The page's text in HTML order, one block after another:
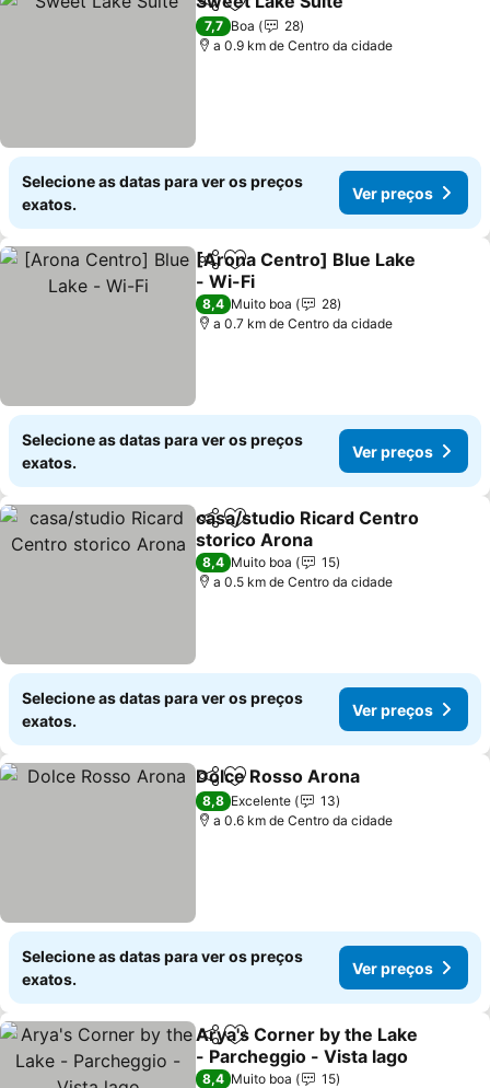
PartilharAdicionar aos favoritos
7,7 Boa
28
a 0.9 km de Centro da cidade
Selecione as datas para ver os preços
exatos.
Ver preços
PartilharAdicionar aos favoritos
[Arona Centro] Blue Lake
- Wi-Fi
8,4 Muito boa
28
a 0.7 km de Centro da cidade
Selecione as datas para ver os preços
exatos.
Ver preços
PartilharAdicionar aos favoritos
casa/studio Ricard Centro
storico Arona
8,4 Muito boa
15
a 0.5 km de Centro da cidade
Selecione as datas para ver os preços
exatos.
Ver preços
PartilharAdicionar aos favoritos
Dolce Rosso Arona
8,8 Excelente
13
a 0.6 km de Centro da cidade
Selecione as datas para ver os preços
exatos.
Ver preços
PartilharAdicionar aos favoritos
Arya's Corner by the Lake
- Parcheggio - Vista lago
8,4 Muito boa
15